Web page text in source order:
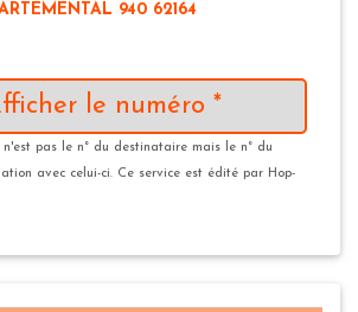
940 62164
le numéro *
pas le n° du destinataire mais le n° du
avec celui-ci. Ce service est édité par Hop-